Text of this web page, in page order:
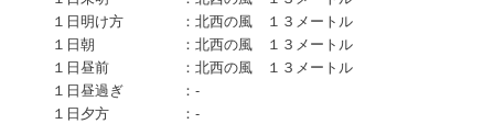
１日明け方 ：北西の風 １３メートル
１日朝 ：北西の風 １３メートル
１日昼前 ：北西の風 １３メートル
１日昼過ぎ ：‐
１日夕方 ：‐